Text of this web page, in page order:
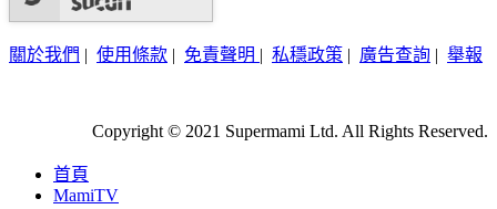
關於我們 | 使用條款 | 免責聲明 | 私穩政策 | 廣告查詢 | 舉報
Copyright © 2021 Supermami Ltd. All Rights Reserved.
首頁
MamiTV